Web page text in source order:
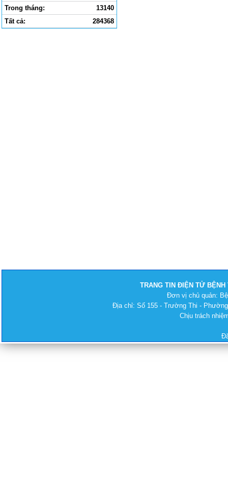
Trong tháng:
13140
Tất cả:
284368
TRANG TIN ĐIỆN TỬ BỆNH
Đơn vị chủ quản:
Địa chỉ: Số 155 - Trường Thi -
Chịu trách